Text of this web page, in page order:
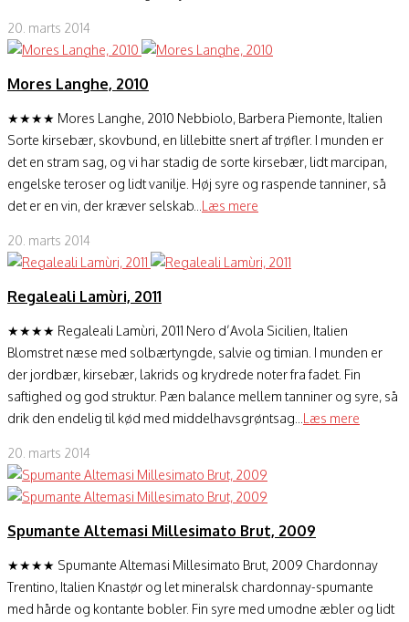
20. marts 2014
Mores Langhe, 2010
★★★★ Mores Langhe, 2010 Nebbiolo, Barbera Piemonte, Italien
Sorte kirsebær, skovbund, en lillebitte snert af trøfler. I munden er
det en stram sag, og vi har stadig de sorte kirsebær, lidt marcipan,
engelske teroser og lidt vanilje. Høj syre og raspende tanniner, så
det er en vin, der kræver selskab... Læs mere
20. marts 2014
Regaleali Lamùri, 2011
★★★★ Regaleali Lamùri, 2011 Nero d’Avola Sicilien, Italien
Blomstret næse med solbærtyngde, salvie og timian. I munden er
der jordbær, kirsebær, lakrids og krydrede noter fra fadet. Fin
saftighed og god struktur. Pæn balance mellem tanniner og syre, så
drik den endelig til kød med middelhavsgrøntsag... Læs mere
20. marts 2014
Spumante Altemasi Millesimato Brut, 2009
★★★★ Spumante Altemasi Millesimato Brut, 2009 Chardonnay
Trentino, Italien Knastør og let mineralsk chardonnay-spumante
med hårde og kontante bobler. Fin syre med umodne æbler og lidt